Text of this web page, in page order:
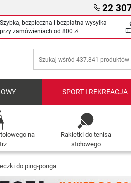
22
Szybka, bezpieczna i bezpłatna wysyłka
przy zamówieniach od 800 zł
SPORT I REKREACJA
na
Rakietki do tenisa
stołowego
do ping-ponga